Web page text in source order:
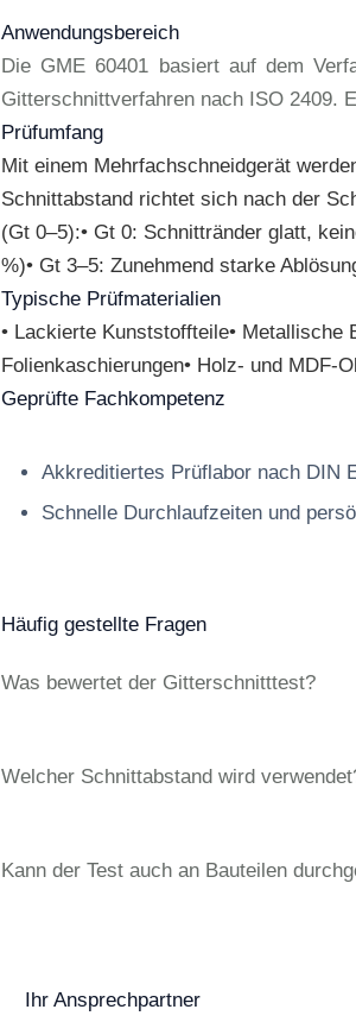
Anwendungsbereich
Die GME 60401 basiert auf dem
Gitterschnittverfahren nach ISO 2409.
Prüfumfang
Mit einem Mehrfachschneidgerät
Schnittabstand richtet sich nach der
(Gt 0–5):• Gt 0: Schnittränder glatt,
%)• Gt 3–5: Zunehmend starke
Typische Prüfmaterialien
• Lackierte Kunststoffteile• Metallische
Folienkaschierungen• Holz- und MDF-
Geprüfte Fachkompetenz
Akkreditiertes Prüflabor nach DIN
Schnelle Durchlaufzeiten und
Häufig gestellte Fragen
Was bewertet der Gitterschnitttest?
Welcher Schnittabstand wird
Kann der Test auch an Bauteilen
Ihr Ansprechpartner